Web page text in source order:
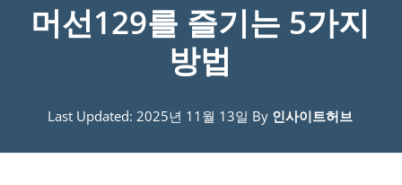
머선129를 즐기는 5가지
방법
Last Updated: 2025년 11월 13일 By 인사이트허브